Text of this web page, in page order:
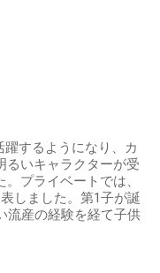
するようになり、カ
るいキャラクターが受
プライベートでは、
しました。第1子が誕
流産の経験を経て子供